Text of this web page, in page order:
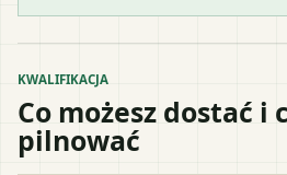
KWALIFIKACJA
Co możesz dostać i
pilnować